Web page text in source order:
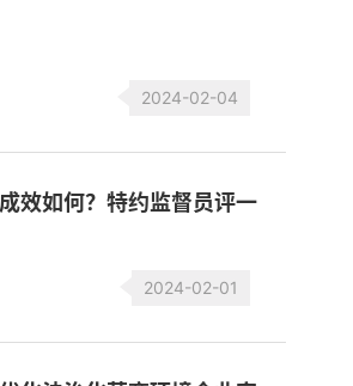
2024-02-04
效如何？特约监督员评一
2024-02-01